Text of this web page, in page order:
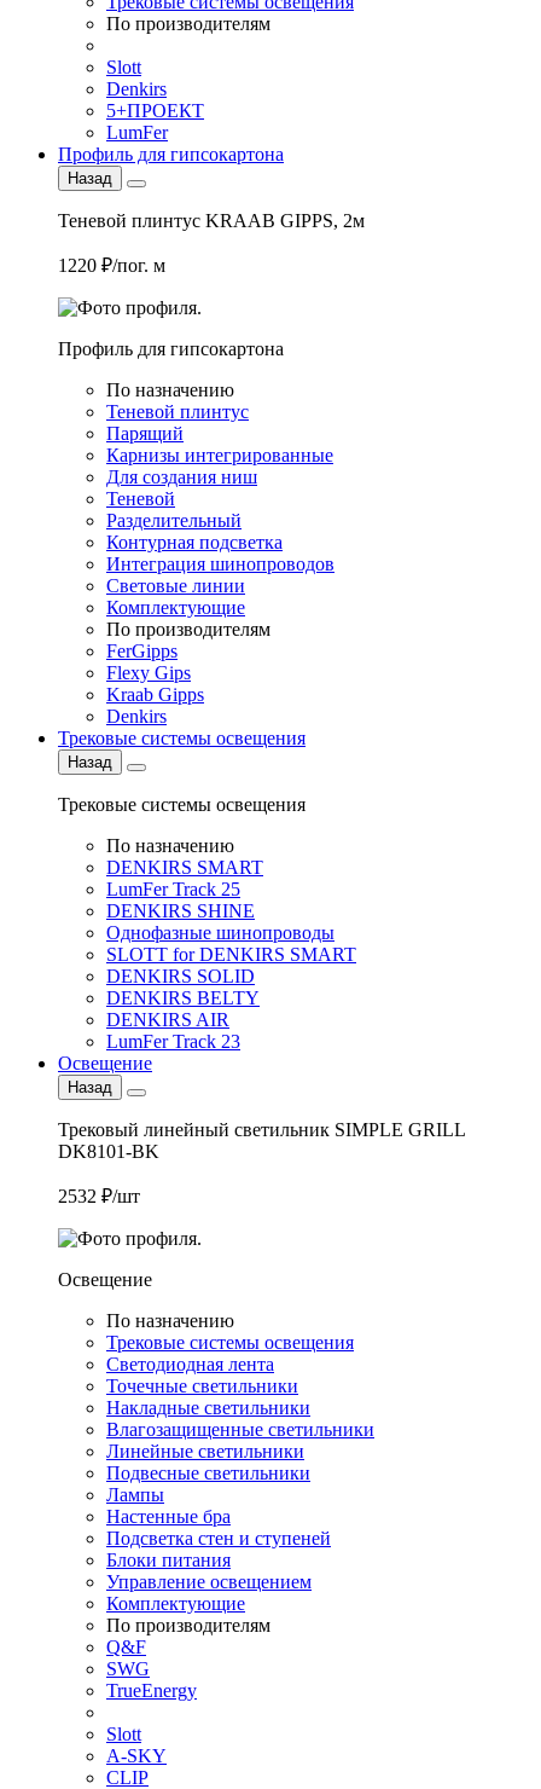
По производителям
Slott
Denkirs
5+ПРОЕКТ
LumFer
Профиль для гипсокартона
Назад
Теневой плинтус KRAAB GIPPS, 2м
1220 ₽/пог. м
Профиль для гипсокартона
По назначению
Теневой плинтус
Парящий
Карнизы интегрированные
Для создания ниш
Теневой
Разделительный
Контурная подсветка
Интеграция шинопроводов
Световые линии
Комплектующие
По производителям
FerGipps
Flexy Gips
Kraab Gipps
Denkirs
Трековые системы освещения
Назад
Трековые системы освещения
По назначению
DENKIRS SMART
LumFer Track 25
DENKIRS SHINE
Однофазные шинопроводы
SLOTT for DENKIRS SMART
DENKIRS SOLID
DENKIRS BELTY
DENKIRS AIR
LumFer Track 23
Освещение
Назад
Трековый линейный светильник SIMPLE GRILL
DK8101-BK
2532 ₽/шт
Освещение
По назначению
Трековые системы освещения
Светодиодная лента
Точечные светильники
Накладные светильники
Влагозащищенные светильники
Линейные светильники
Подвесные светильники
Лампы
Настенные бра
Подсветка стен и ступеней
Блоки питания
Управление освещением
Комплектующие
По производителям
Q&F
SWG
TrueEnergy
Slott
A-SKY
CLIP